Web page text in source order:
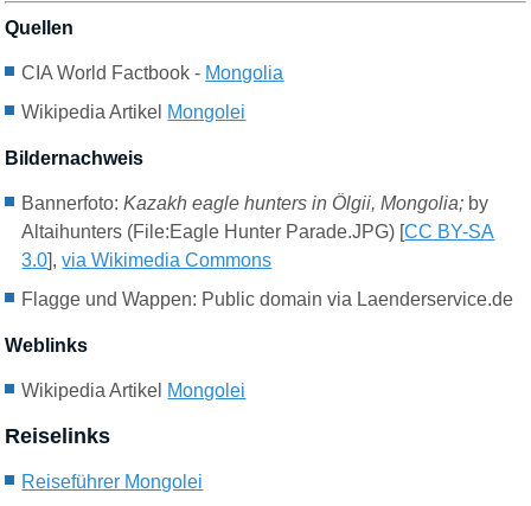
Quellen
CIA World Factbook - Mongolia
Wikipedia Artikel Mongolei
Bildernachweis
Bannerfoto: Kazakh eagle hunters in Ölgii, Mongolia; by
Altaihunters (File:Eagle Hunter Parade.JPG) [CC BY-SA
3.0],via Wikimedia Commons
Flagge und Wappen: Public domain via Laenderservice.de
Weblinks
Wikipedia Artikel Mongolei
Reiselinks
Reiseführer Mongolei